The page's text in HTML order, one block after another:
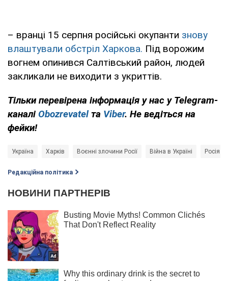
– вранці 15 серпня російські окупанти знову
влаштували обстріл Харкова. Під ворожим
вогнем опинився Салтівський район, людей
закликали не виходити з укриттів.
Тільки перевірена інформація у нас у Telegram-
каналі Obozrevatelта Viber. Не ведіться на
фейки!
Україна Харків Воєнні злочини Росії Війна в Україні Росія -
Редакційна політика